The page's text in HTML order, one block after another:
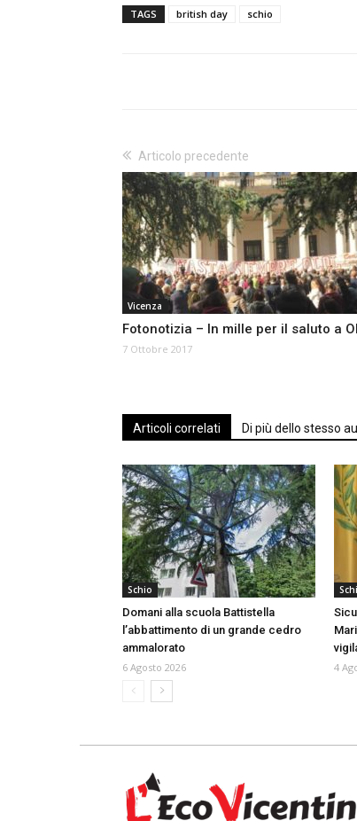
TAGS british day schio
Articolo precedente
Vicenza
Fotonotizia – In mille per il saluto a
7 Ottobre 2017
Articoli correlati Di più dello stesso
Schio
Domani alla scuola Battistella
l’abbattimento di un grande cedro
ammalorato
6 Agosto 2026
4